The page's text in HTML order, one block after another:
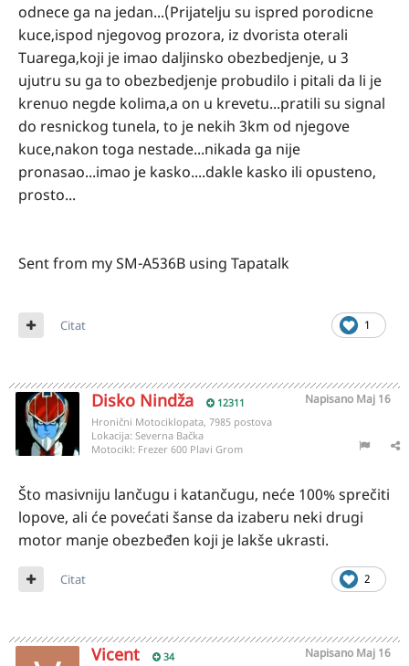
odnece ga na jedan...(Prijatelju su ispred porodicne
kuce,ispod njegovog prozora, iz dvorista oterali
Tuarega,koji je imao daljinsko obezbedjenje, u 3
ujutru su ga to obezbedjenje probudilo i pitali da li je
krenuo negde kolima,a on u krevetu...pratili su signal
do resnickog tunela, to je nekih 3km od njegove
kuce,nakon toga nestade...nikada ga nije
pronasao...imao je kasko....dakle kasko ili opusteno,
prosto...
Sent from my SM-A536B using Tapatalk
1
Citat
Disko Nindža 12311 Napisano Maj 16
Hronični Motociklopata, 7985 postova
Lokacija: Severna Bačka
Motocikl: Frezer 600 Plavi Grom
Što masivniju lančugu i katančugu, neće 100% sprečiti
lopove, ali će povećati šanse da izaberu neki drugi
motor manje obezbeđen koji je lakše ukrasti.
2
Citat
Vicent 34 Napisano Maj 16